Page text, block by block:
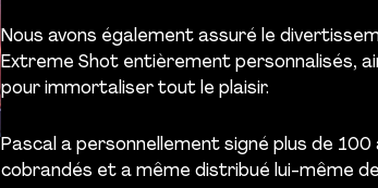
Nous avons également assuré le
Extreme Shot entièrement personnalisés,
pour immortaliser tout le plaisir.
Pascal a personnellement signé plus de
cobrandés et a même distribué lui-même